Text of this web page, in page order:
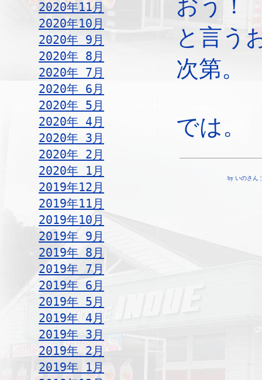
2020年11月
2020年10月
2020年 9月
2020年 8月
2020年 7月
2020年 6月
2020年 5月
2020年 4月
2020年 3月
2020年 2月
2020年 1月
2019年12月
2019年11月
2019年10月
2019年 9月
2019年 8月
2019年 7月
2019年 6月
2019年 5月
2019年 4月
2019年 3月
2019年 2月
2019年 1月
おう！
と言う
次第。
では。
by いのさん